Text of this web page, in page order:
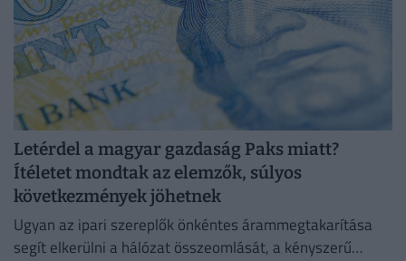
Letérdel a magyar gazdaság Paks miatt?
Ítéletet mondtak az elemzők, súlyos
következmények jöhetnek
Ugyan az ipari szereplők önkéntes árammegtakarítása
segít elkerülni a hálózat összeomlását, a kényszerű